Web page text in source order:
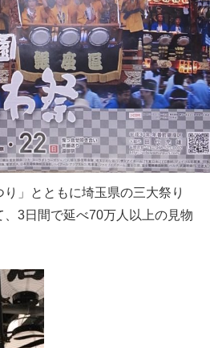
り」とともに埼玉県の三大祭り
3日間で延べ70万人以上の見物